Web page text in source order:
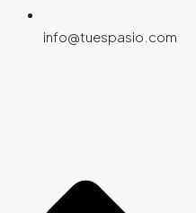
info@tuespasio.com